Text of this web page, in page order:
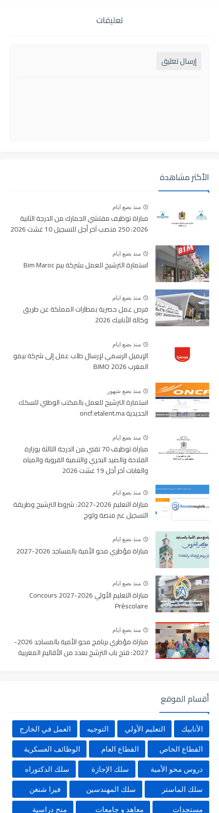
تعليقات
إرسال تعليق
الأكثر مشاهدة
منذ بضع ايام
مباراة توظيف مفتشي الجمارك من الدرجة الثانية
2026: 250 منصب آخر أجل للتسجيل 10 غشت 2026
منذ بضع ايام
استمارة الترشيح للعمل بشركة بيم Bim Maroc
منذ بضع ايام
فرص عمل حصرية بمطارات المملكة عن طريق
وكالة الأنابيك 2026
منذ بضع ايام
الإيميل الرسمي لإرسال طلب عمل إلى شركة بيمو
المغرب BIMO 2026
منذ بضع شهور
استمارة الترشيح للعمل بالمكتب الوطني للسكك
الحديدية oncf.etalent.ma
منذ بضع ايام
مباراة توظيف 70 تقني من الدرجة الثالثة بوزارة
الفلاحة والصيد البحري والتنمية القروية والمياه
والغابات آخر أجل 19 غشت 2026
منذ بضع ايام
مباراة التعليم 2026-2027: شروط الترشيح وطريقة
التسجيل عبر منصة ولوج
منذ بضع ايام
مباراة مؤطري محو الأمية بالمساجد 2026-2027
منذ بضع ايام
مباراة التعليم الأولي 2026-2027 Concours
Préscolaire
منذ بضع ايام
مباراة مؤطري برنامج محو الأمية بالمساجد 2026-
2027: فتح باب الترشح بعدد من الأقاليم المغربية
أقسام الموقع
الأنابيك التعليم الأولي التوجيه العمل في الخارج
القطاع الخاص القطاع العام الوظائف العسكرية
دروس محو الأمية سلك الإجازة سلك الدكتوراه
سلك الماستر سلك المهندسين فيزا شنغن
مستجدات معاهد و جامعات منح دراسية